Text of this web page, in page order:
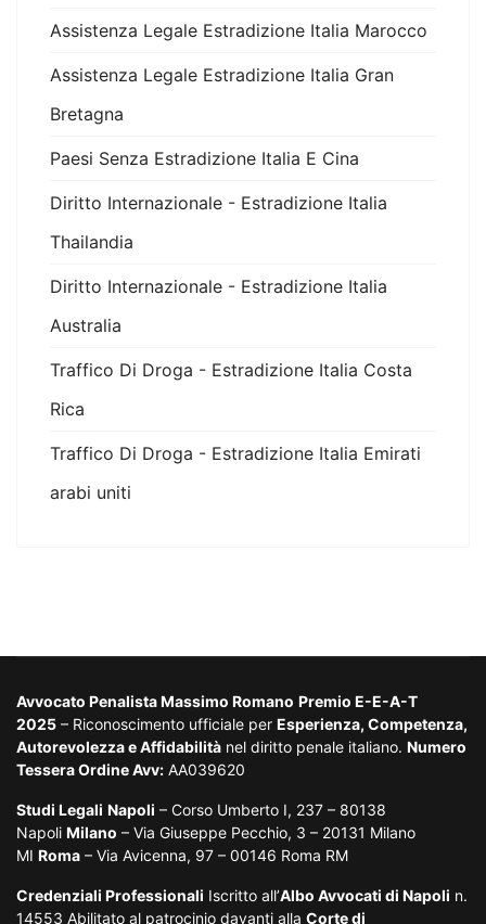
Assistenza Legale Estradizione Italia Marocco
Assistenza Legale Estradizione Italia Gran
Bretagna
Paesi Senza Estradizione Italia E Cina
Diritto Internazionale - Estradizione Italia
Thailandia
Diritto Internazionale - Estradizione Italia
Australia
Traffico Di Droga - Estradizione Italia Costa
Rica
Traffico Di Droga - Estradizione Italia Emirati
arabi uniti
Avvocato Penalista Massimo Romano Premio E-E-A-T
2025 – Riconoscimento ufficiale per Esperienza, Competenza,
Autorevolezza e Affidabilità nel diritto penale italiano. Numero
Tessera Ordine Avv: AA039620
Studi Legali Napoli – Corso Umberto I, 237 – 80138
Napoli Milano – Via Giuseppe Pecchio, 3 – 20131 Milano
MI Roma – Via Avicenna, 97 – 00146 Roma RM
Credenziali Professionali Iscritto all’Albo Avvocati di Napoli n.
14553 Abilitato al patrocinio davanti alla Corte di